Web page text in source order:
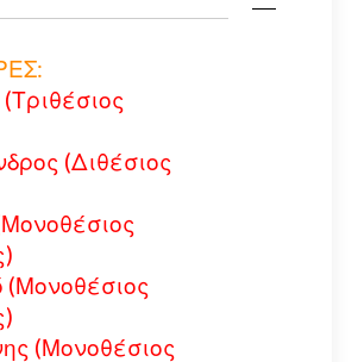
(Διθέσιος
(Μονοθέσιος
(Μονοθέσιος